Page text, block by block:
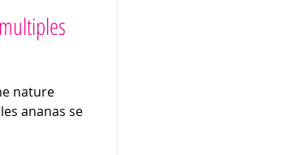
nature
ananas se